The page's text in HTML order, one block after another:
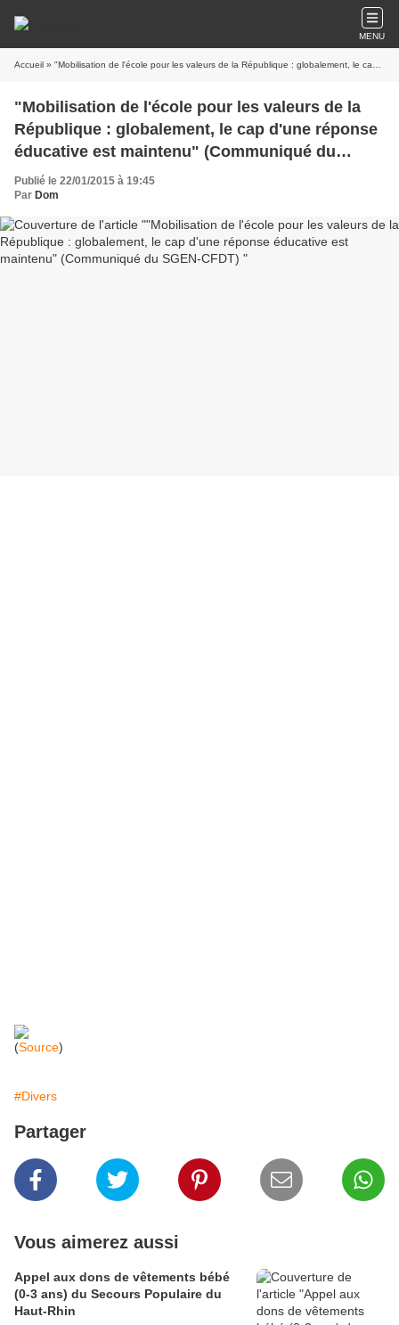
MENU
Accueil » "Mobilisation de l'école pour les valeurs de la République : globalement, le cap d'une réponse éducative est maintenu" (Communiqué du SGEN-CFDT)
"Mobilisation de l'école pour les valeurs de la
République : globalement, le cap d'une réponse
éducative est maintenu" (Communiqué du
SGEN-CFDT)
Publié le 22/01/2015 à 19:45
Par Dom
(Source)
#Divers
Partager
Vous aimerez aussi
Appel aux dons de vêtements bébé
(0-3 ans) du Secours Populaire du
Haut-Rhin